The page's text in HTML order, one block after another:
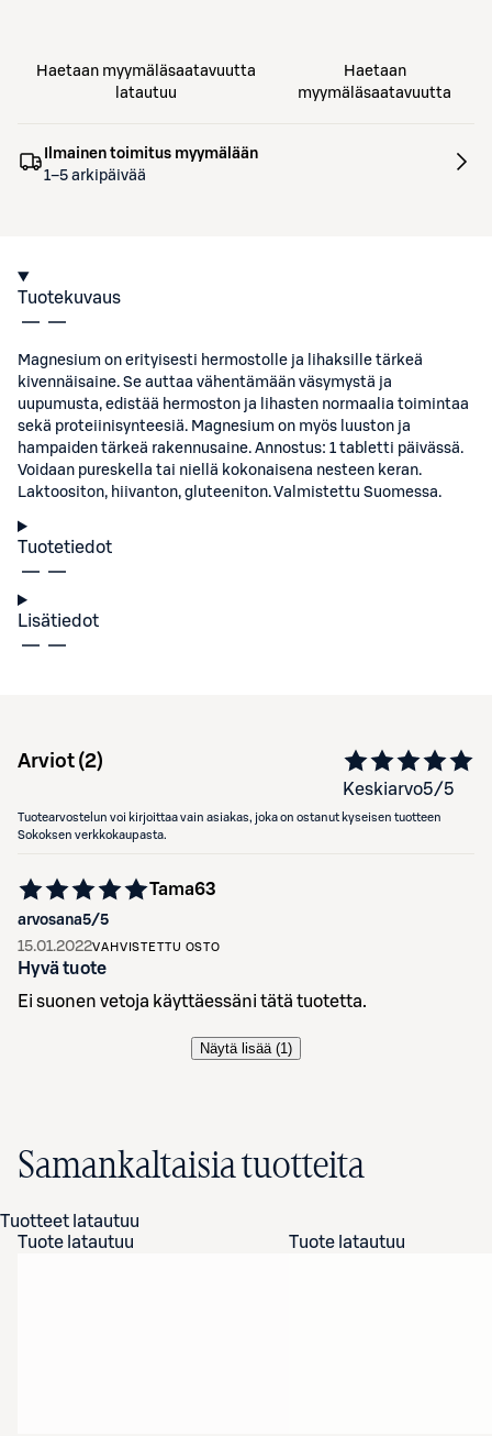
Haetaan myymäläsaatavuutta
latautuu
Haetaan
myymäläsaatavuutta
Ilmainen toimitus myymälään
1–5 arkipäivää
Tuotekuvaus
Magnesium on erityisesti hermostolle ja lihaksille tärkeä
kivennäisaine. Se auttaa vähentämään väsymystä ja
uupumusta, edistää hermoston ja lihasten normaalia toimintaa
sekä proteiinisynteesiä. Magnesium on myös luuston ja
hampaiden tärkeä rakennusaine. Annostus: 1 tabletti päivässä.
Voidaan pureskella tai niellä kokonaisena nesteen keran.
Laktoositon, hiivanton, gluteeniton. Valmistettu Suomessa.
Tuotetiedot
Lisätiedot
Arviot (2)
Keskiarvo5/5
Tuotearvostelun voi kirjoittaa vain asiakas, joka on ostanut kyseisen tuotteen
Sokoksen verkkokaupasta.
arvosana5/5
Tama63
15.01.2022VAHVISTETTU OSTO
Hyvä tuote
Ei suonen vetoja käyttäessäni tätä tuotetta.
Näytä lisää (1)
Samankaltaisia tuotteita
Tuotteet latautuu
Tuote latautuu
Tuote latautuu